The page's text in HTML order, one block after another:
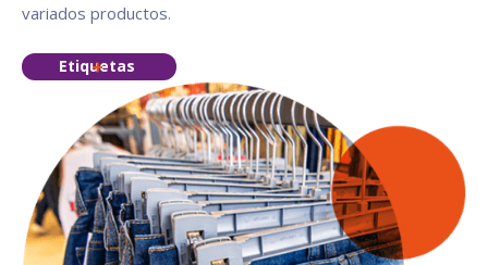
variados productos.
Etiquetas